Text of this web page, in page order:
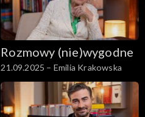
Rozmowy (nie)wygodne
21.09.2025 – Emilia Krakowska